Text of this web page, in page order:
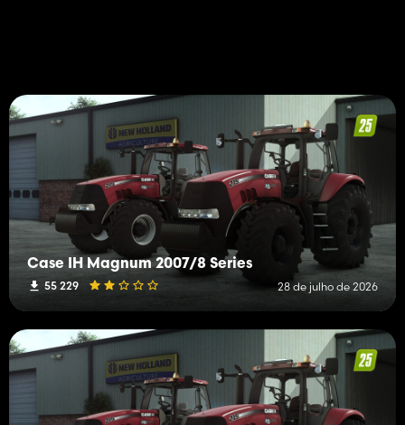
Case IH Magnum 2007/8 Series
55 229 28 de julho de 2026